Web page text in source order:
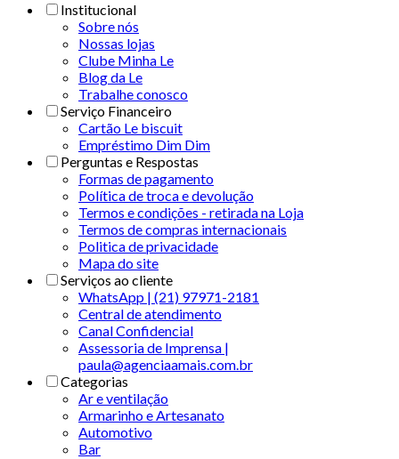
Institucional
Sobre nós
Nossas lojas
Clube Minha Le
Blog da Le
Trabalhe conosco
Serviço Financeiro
Cartão Le biscuit
Empréstimo Dim Dim
Perguntas e Respostas
Formas de pagamento
Política de troca e devolução
Termos e condições - retirada na Loja
Termos de compras internacionais
Politica de privacidade
Mapa do site
Serviços ao cliente
WhatsApp | (21) 97971-2181
Central de atendimento
Canal Confidencial
Assessoria de Imprensa |
paula@agenciaamais.com.br
Categorias
Ar e ventilação
Armarinho e Artesanato
Automotivo
Bar